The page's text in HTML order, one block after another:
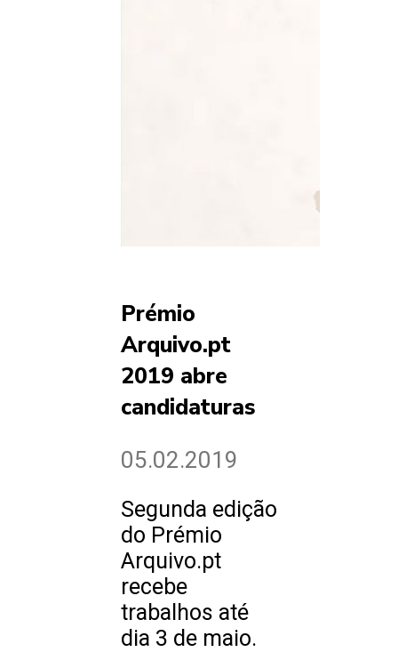
Prémio
Arquivo.pt
2019 abre
candidaturas
05.02.2019
Segunda edição
do Prémio
Arquivo.pt
recebe
trabalhos até
dia 3 de maio.